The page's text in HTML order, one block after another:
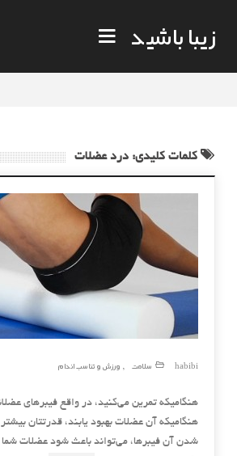
زیبا باشید
کلمات کلیدی: درد عضلات
habibi
سلامت , ورزش و تناسب اندام
هنگامیکه تمرین می‌کنید، در واقع فیبرهای
هنگامیکه آن عضلات بهبود یابند، قدرتتان
شدن آن فیبرها، می‌تواند باعث شود عضلات